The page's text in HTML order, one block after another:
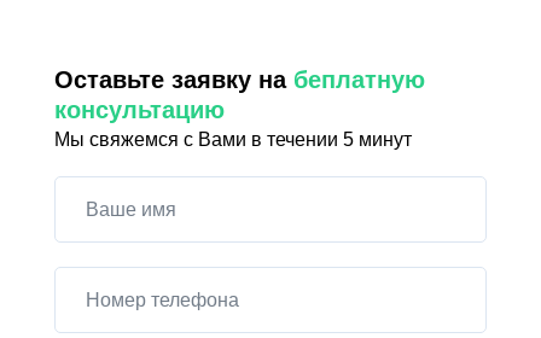
Оставьте заявку на беплатную
консультацию
Мы свяжемся с Вами в течении 5 минут